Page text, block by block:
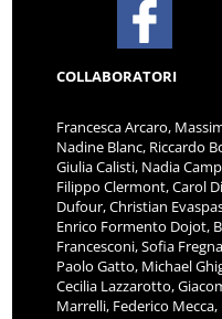
COLLABORATORI
Francesca Arcaro,
Nadine Blanc, Riccardo
Giulia Calisti, Nadia
Filippo Clermont, Carol
Dufour, Christian
Enrico Formento Dojot,
Francesconi, Sofia
Paolo Gatto, Michael
Cecilia Lazzarotto,
Marrelli, Federico